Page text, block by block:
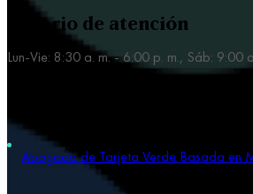
Horario de atención
Lun-Vie: 8:30 a. m. - 6:00 p. m., Sáb: 9:00
Abogado de Tarjeta Verde Basada en